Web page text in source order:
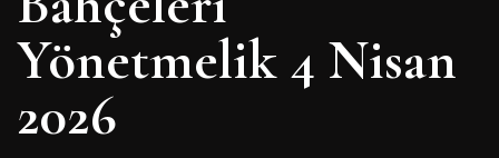
Yönetmelik 4 Nisan
2026